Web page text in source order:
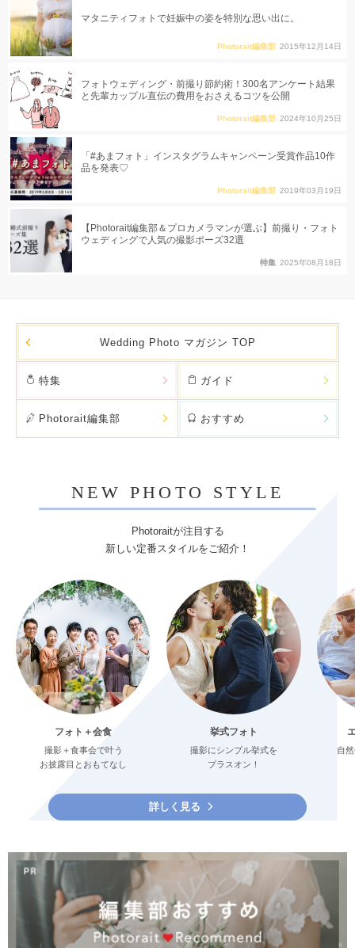
マタニティフォトで妊娠中の姿を特別な思い出に。
Photorait編集部 2015年12月14日
フォトウェディング・前撮り節約術！300名アンケート結果
と先輩カップル直伝の費用をおさえるコツを公開
Photorait編集部 2024年10月25日
「#あまフォト」インスタグラムキャンペーン受賞作品10作
品を発表♡
Photorait編集部 2019年03月19日
【Photorait編集部＆プロカメラマンが選ぶ】前撮り・フォト
ウェディングで人気の撮影ポーズ32選
特集 2025年08月18日
Wedding Photo マガジン TOP
特集 ガイド
Photorait編集部 おすすめ
NEW PHOTO STYLE
Photoraitが注目する
新しい定番スタイルをご紹介！
フォト＋会食
撮影＋食事会で叶う
お披露目とおもてなし
挙式フォト
撮影にシンプル挙式を
プラスオン！
自
詳しく見る